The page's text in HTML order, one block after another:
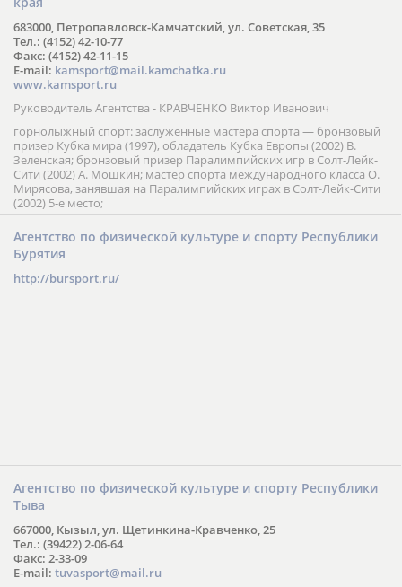
683000, Петропавловск-Камчатский, ул. Советская, 35
Тел.: (4152) 42-10-77
Факс: (4152) 42-11-15
E-mail: kamsport@mail.kamchatka.ru
www.kamsport.ru
Руководитель Агентства - КРАВЧЕНКО Виктор Иванович
горнолыжный спорт: заслуженные мастера спорта — бронзовый
призер Кубка мира (1997), обладатель Кубка Европы (2002) В.
Зеленская; бронзовый призер Паралимпийских игр в Солт-Лейк-
Сити (2002) А. Мошкин; мастер спорта международного класса О.
Мирясова, занявшая на Паралимпийских играх в Солт-Лейк-Сити
(2002) 5-е место;
Агентство по физической культуре и спорту Республики
Бурятия
http://bursport.ru/
Агентство по физической культуре и спорту Республики
Тыва
667000, Кызыл, ул. Щетинкина-Кравченко, 25
Тел.: (39422) 2-06-64
Факс: 2-33-09
E-mail: tuvasport@mail.ru